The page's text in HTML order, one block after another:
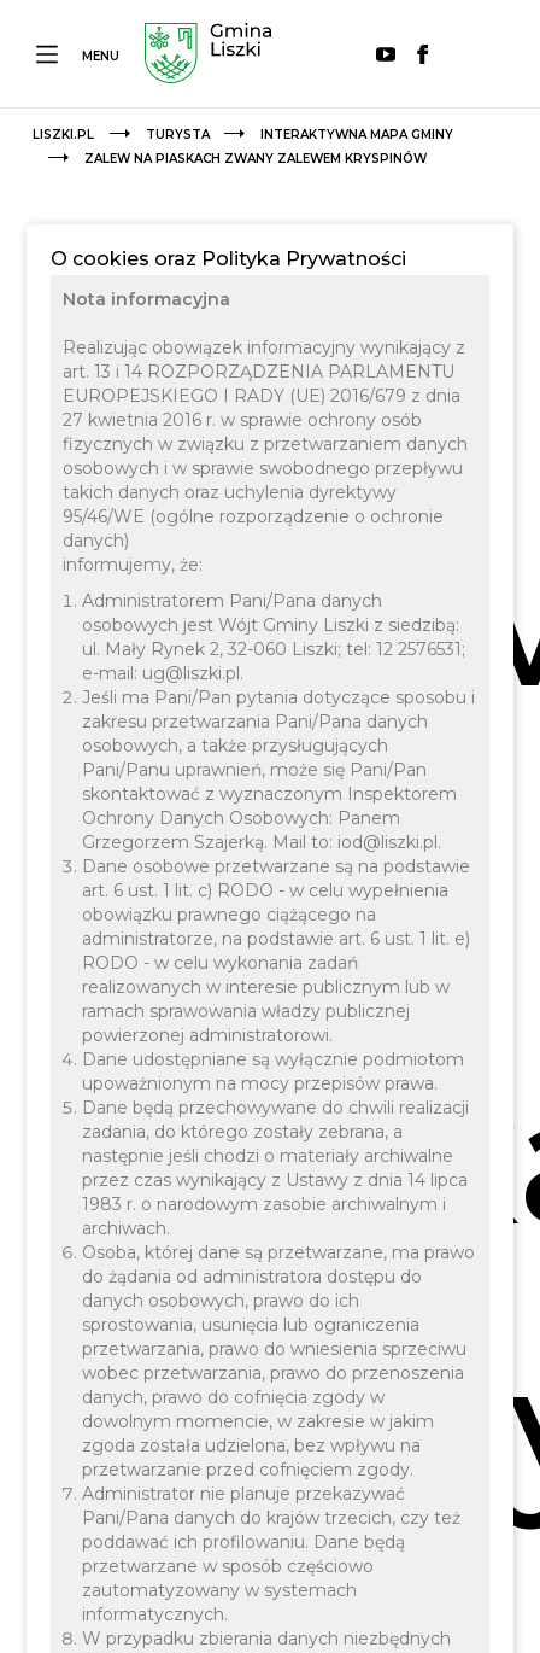
MENU
LISZKI.PL TURYSTA
INTERAKTYWNA MAPA GMINY
ZALEW NA PIASKACH ZWANY ZALEWEM KRYSPINÓW
Sport, Turystyka i Rekreacja
Na
O cookies oraz Polityka Prywatności
Nota informacyjna
Realizując obowiązek informacyjny wynikający z
art. 13 i 14 ROZPORZĄDZENIA PARLAMENTU
EUROPEJSKIEGO I RADY (UE) 2016/679 z dnia
27 kwietnia 2016 r. w sprawie ochrony osób
fizycznych w związku z przetwarzaniem danych
osobowych i w sprawie swobodnego przepływu
takich danych oraz uchylenia dyrektywy
95/46/WE (ogólne rozporządzenie o ochronie
danych)
informujemy, że:
Administratorem Pani/Pana danych
osobowych jest Wójt Gminy Liszki z siedzibą:
ul. Mały Rynek 2, 32-060 Liszki; tel: 12 2576531;
e-mail: ug@liszki.pl.
Jeśli ma Pani/Pan pytania dotyczące sposobu i
zakresu przetwarzania Pani/Pana danych
osobowych, a także przysługujących
Pani/Panu uprawnień, może się Pani/Pan
skontaktować z wyznaczonym Inspektorem
Ochrony Danych Osobowych: Panem
Grzegorzem Szajerką. Mail to: iod@liszki.pl.
Dane osobowe przetwarzane są na podstawie
art. 6 ust. 1 lit. c) RODO - w celu wypełnienia
obowiązku prawnego ciążącego na
administratorze, na podstawie art. 6 ust. 1 lit. e)
RODO - w celu wykonania zadań
realizowanych w interesie publicznym lub w
ramach sprawowania władzy publicznej
powierzonej administratorowi.
Dane udostępniane są wyłącznie podmiotom
upoważnionym na mocy przepisów prawa.
Dane będą przechowywane do chwili realizacji
zadania, do którego zostały zebrana, a
następnie jeśli chodzi o materiały archiwalne
przez czas wynikający z Ustawy z dnia 14 lipca
1983 r. o narodowym zasobie archiwalnym i
archiwach.
Osoba, której dane są przetwarzane, ma prawo
do żądania od administratora dostępu do
danych osobowych, prawo do ich
sprostowania, usunięcia lub ograniczenia
przetwarzania, prawo do wniesienia sprzeciwu
wobec przetwarzania, prawo do przenoszenia
danych, prawo do cofnięcia zgody w
dowolnym momencie, w zakresie w jakim
zgoda została udzielona, bez wpływu na
przetwarzanie przed cofnięciem zgody.
Administrator nie planuje przekazywać
Pani/Pana danych do krajów trzecich, czy też
poddawać ich profilowaniu. Dane będą
przetwarzane w sposób częściowo
zautomatyzowany w systemach
informatycznych.
W przypadku zbierania danych niezbędnych